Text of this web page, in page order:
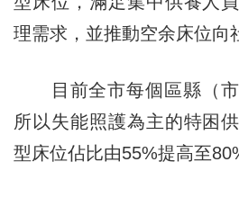
理需求，並推動空余床位向
目前全市每個區縣（市
所以失能照護為主的特困
型床位佔比由55%提高至